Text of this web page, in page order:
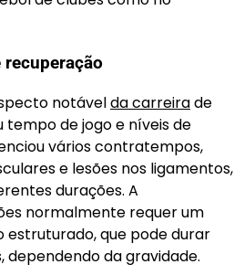
notávelda carreirade
tempo de jogo e níveis de
vários contratempos,
e lesões nos ligamentos,
durações. A
normalmente requer um
estruturado, que pode durar
dependendo da gravidade.